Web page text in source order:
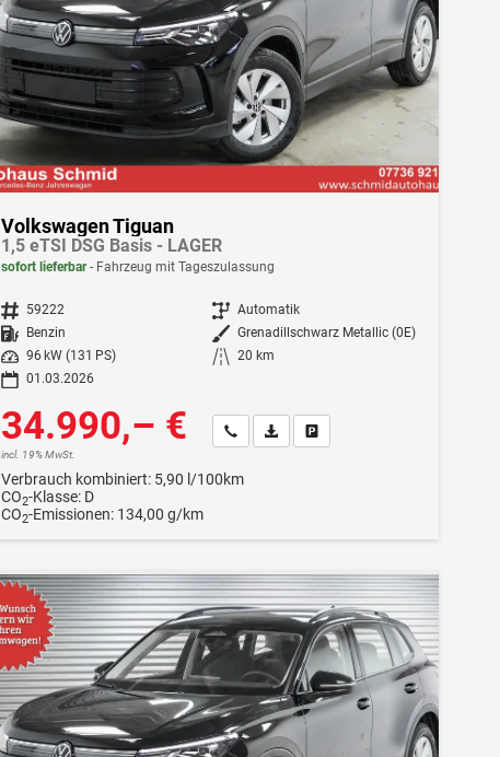
Volkswagen Tiguan
1,5 eTSI DSG Basis - LAGER
sofort lieferbar Fahrzeug mit Tageszulassung
Fahrzeugnr. 59222 Getriebe Automatik
Kraftstoff
Benzin Außenfarbe Grenadillschwarz Metallic (0E)
Leistung
96 kW (131 PS) Kilometerstand 20 km
01.03.2026
34.990,– €
incl. 19% MwSt.
Wir rufen Sie an
Fahrzeugexposé (PDF)
Fahrzeug parken
Verbrauch kombiniert: 5,90 l/100km
CO2-Klasse: D
CO2-Emissionen: 134,00 g/km